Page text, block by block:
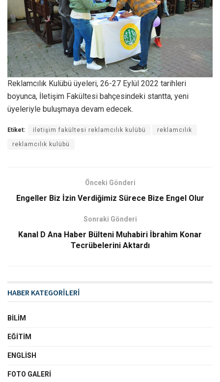
Reklamcılık Kulübü üyeleri, 26-27 Eylül 2022 tarihleri
boyunca, İletişim Fakültesi bahçesindeki stantta, yeni
üyeleriyle buluşmaya devam edecek.
Etiket: iletişim fakültesi reklamcılık kulübü reklamcılık
reklamcılık kulübü
Önceki Gönderi
Engeller Biz İzin Verdiğimiz Sürece Bize Engel Olur
Sonraki Gönderi
Kanal D Ana Haber Bülteni Muhabiri İbrahim Konar
Tecrübelerini Aktardı
HABER KATEGORİLERİ
BILIM
EĞITIM
ENGLISH
FOTO GALERI